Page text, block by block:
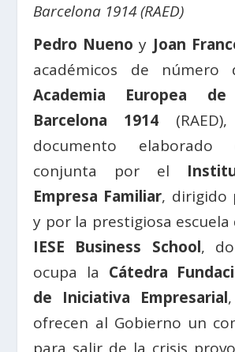
Barcelona 1914 (RAED)
Pedro Nueno y Joan
académicos de
Academia Europea de
Barcelona 1914
documento
conjunta por el
Empresa Familiar, dirigido
y por la prestigiosa escuela
IESE Business School,
ocupa la Cátedra
de Iniciativa Empresarial
ofrecen al Gobierno un